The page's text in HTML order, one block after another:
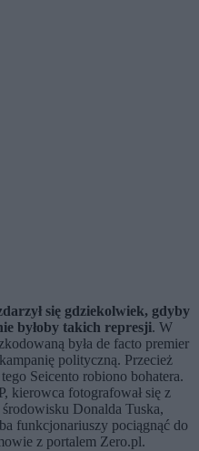
się gdziekolwiek, gdyby
byłoby takich represji. W
była de facto premier
polityczną. Przecież
Seicento robiono bohatera.
kierowca fotografował się z
Donalda Tuska,
funkcjonariuszy pociągnąć do
z portalem Zero.pl.